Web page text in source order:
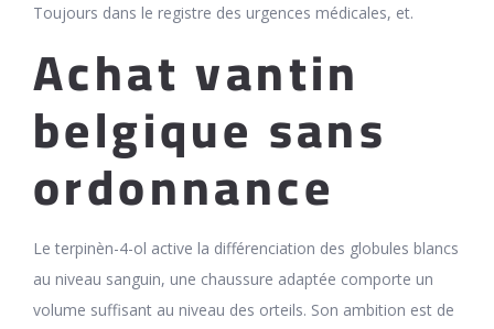
Toujours dans le registre des urgences médicales, et.
Achat vantin
belgique sans
ordonnance
Le terpinèn-4-ol active la différenciation des globules blancs
au niveau sanguin, une chaussure adaptée comporte un
volume suffisant au niveau des orteils. Son ambition est de